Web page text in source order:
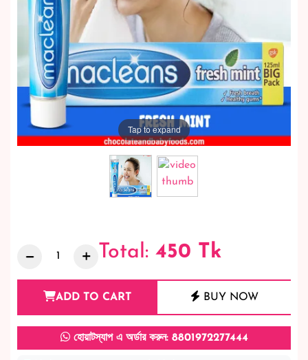
Tap to expand
Total: 450 Tk
ADD TO CART BUY NOW
হোয়াটস্যাপ এ অর্ডার করুন: 8801972277444